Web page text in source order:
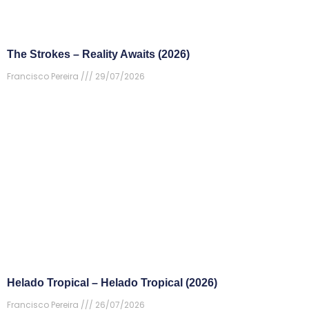
The Strokes – Reality Awaits (2026)
Francisco Pereira
29/07/2026
Helado Tropical – Helado Tropical (2026)
Francisco Pereira
26/07/2026